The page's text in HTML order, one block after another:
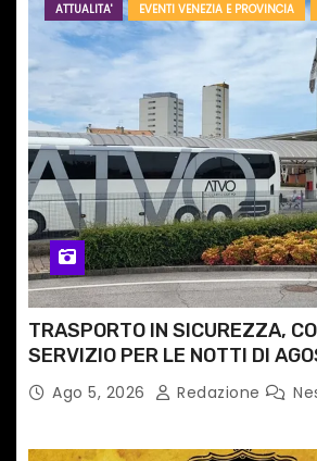
ATTUALITA' EVENTI VENEZIA E PROVINCIA
TRASPORTO IN SICUREZZA,
SERVIZIO PER LE NOTTI DI
PERCORSI, FERMATE E ORARIO
Ago 5, 2026 Redazione